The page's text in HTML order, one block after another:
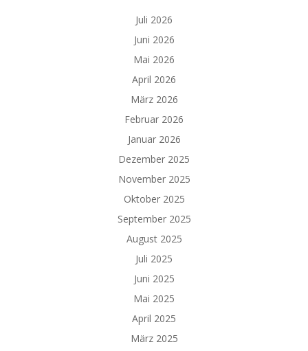
Juli 2026
Juni 2026
Mai 2026
April 2026
März 2026
Februar 2026
Januar 2026
Dezember 2025
November 2025
Oktober 2025
September 2025
August 2025
Juli 2025
Juni 2025
Mai 2025
April 2025
März 2025